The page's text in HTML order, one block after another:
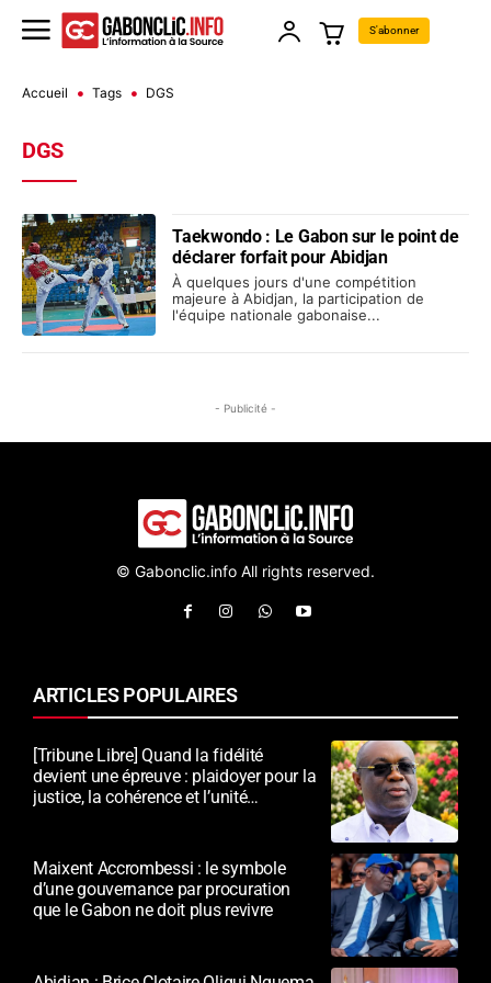
S'abonner
Accueil Tags DGS
DGS
Taekwondo : Le Gabon sur le point de
déclarer forfait pour Abidjan
À quelques jours d'une compétition
majeure à Abidjan, la participation de
l'équipe nationale gabonaise...
- Publicité -
© Gabonclic.info All rights reserved.
ARTICLES POPULAIRES
[Tribune Libre] Quand la fidélité
devient une épreuve : plaidoyer pour la
justice, la cohérence et l’unité
Maixent Accrombessi : le symbole
d’une gouvernance par procuration
que le Gabon ne doit plus revivre